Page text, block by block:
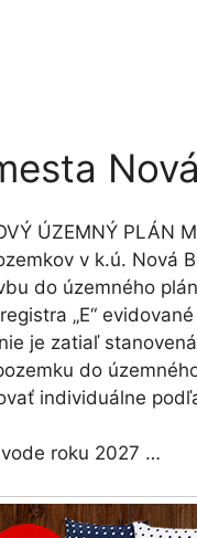
ÚZEMNÝ PLÁN
v k.ú. Nová
do územného
„E“
je zatiaľ
do
individuálne
roku 2027 …